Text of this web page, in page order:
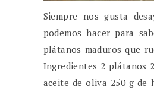
Siempre nos gusta
podemos hacer para
plátanos maduros que
Ingredientes 2 plátanos
aceite de oliva 250 g de